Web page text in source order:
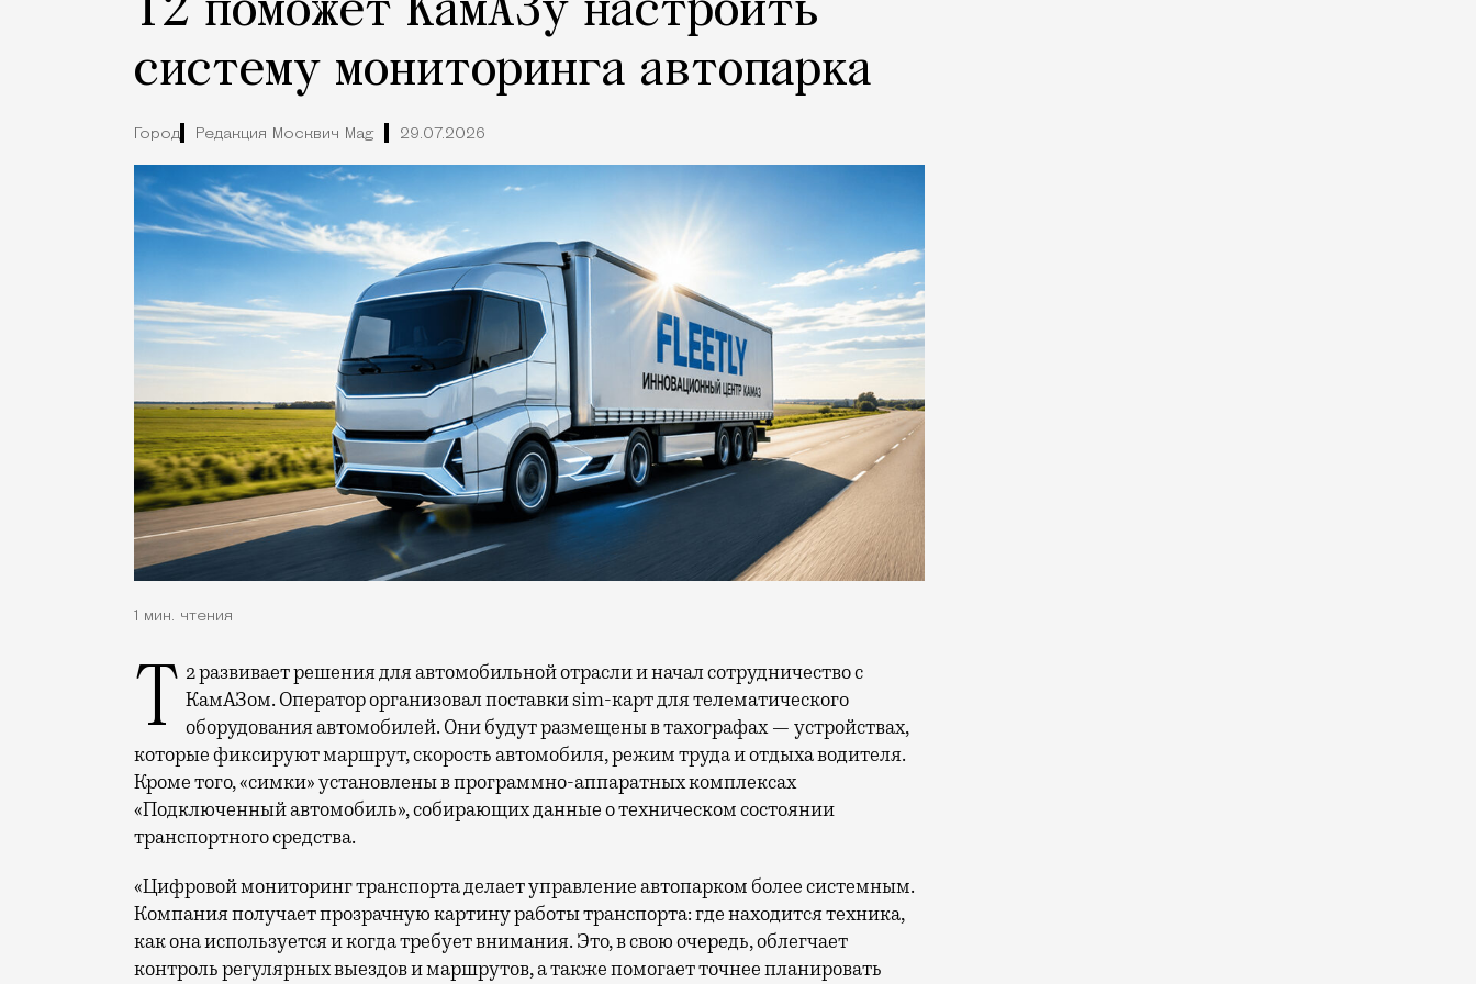
Т2 поможет КамАЗу настроить
систему мониторинга автопарка
Город Редакция Москвич Mag 29.07.2026
1 мин. чтения
Т2 развивает решения для автомобильной отрасли и начал сотрудничество с КамАЗом. Оператор организовал поставки sim-карт для телематического
оборудования автомобилей. Они будут размещены в тахографах — устройствах,
которые фиксируют маршрут, скорость автомобиля, режим труда и отдыха водителя.
Кроме того, «симки» установлены в программно-аппаратных комплексах
«Подключенный автомобиль», собирающих данные о техническом состоянии
транспортного средства.
«Цифровой мониторинг транспорта делает управление автопарком более системным.
Компания получает прозрачную картину работы транспорта: где находится техника,
как она используется и когда требует внимания. Это, в свою очередь, облегчает
контроль регулярных выездов и маршрутов, а также помогает точнее планировать